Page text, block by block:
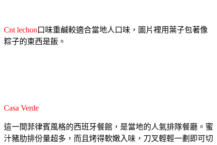
Cnt lechon 口味重鹹較適合當地人口味，圖片裡用葉子包著像
粽子的東西是飯。
Casa Verde
這一間菲律賓風格的西班牙餐館，是當地的人氣排隊餐廳。蜜
汁豬肋排份量超多，而且烤得軟嫩入味，刀叉輕輕一劃即可切